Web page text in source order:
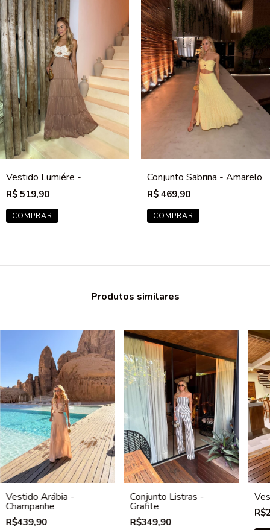
Vestido Lumiére -
Cappuccino
R$ 519,90
COMPRAR
Conjunto Sabrina - Amarelo
R$ 469,90
COMPRAR
Produtos similares
Vestido Arábia -
Champanhe
R$439,90
Conjunto Listras -
Grafite
R$349,90